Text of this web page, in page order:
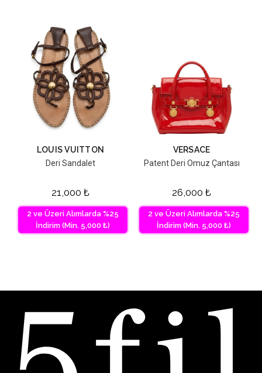
LOUIS VUITTON
Deri Sandalet
21,000 ₺
2 ve Üzeri Alımlarda %25
İndirim (Min. 5,000 ₺)
VERSACE
Patent Deri Omuz Çantası
26,000 ₺
2 ve Üzeri Alımlarda %25
İndirim (Min. 5,000 ₺)